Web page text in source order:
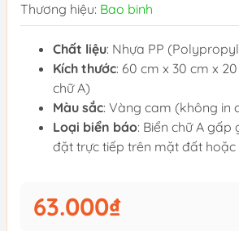
Thương hiệu: Bao binh
Chất liệu: Nhựa PP
Kích thước: 60 cm x 30 cm x
chữ A)
Màu sắc: Vàng cam (không in
Loại biển báo: Biển chữ A gấp
đặt trực tiếp trên mặt đất
63.000₫